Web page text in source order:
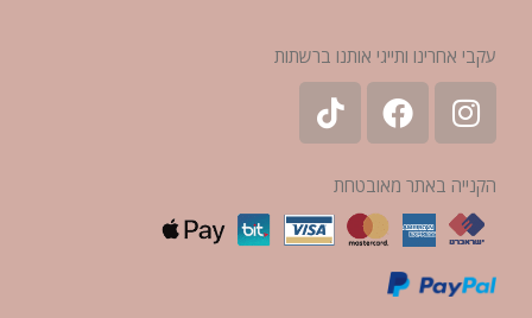
עקבי אחרינו ותייגי אותנו ברשתות
הקנייה באתר מאובטחת